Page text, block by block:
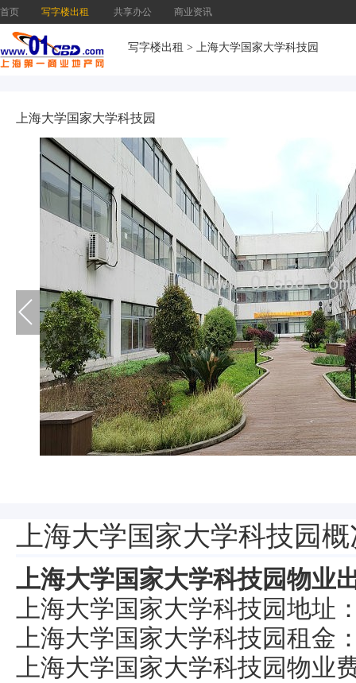
首页 写字楼出租 共享办公 商业资讯
写字楼出租 > 上海大学国家大学科技园
上海大学国家大学科技园
上海大学国家大学科技园概
上海大学国家大学科技园物业
上海大学国家大学科技园地址
上海大学国家大学科技园租金
上海大学国家大学科技园物业